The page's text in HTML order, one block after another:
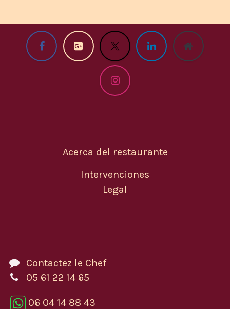
Acerca del restaurante
Intervenciones
Legal
Contactez le Chef
05 61 22 14 65
06 04 14 88 43